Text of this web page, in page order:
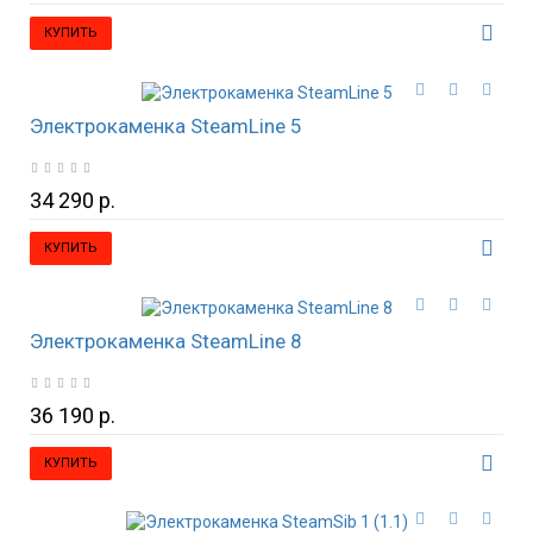
КУПИТЬ
Электрокаменка SteamLine 5
34 290 р.
КУПИТЬ
Электрокаменка SteamLine 8
36 190 р.
КУПИТЬ